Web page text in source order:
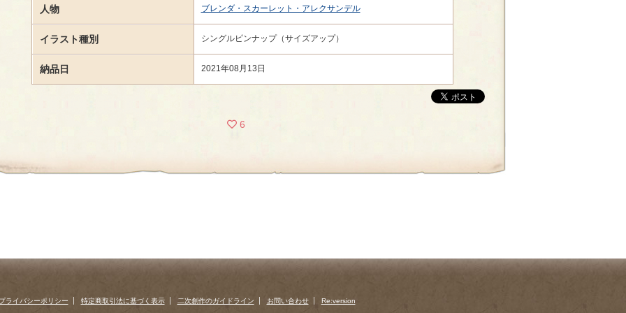
人物 ブレンダ・スカーレット・アレクサンデル
イラスト種別 シングルピンナップ（サイズアップ）
納品日 2021年08月13日
6
ライバシーポリシー 特定商取引法に基づく表示 二次創作のガイドライン お問い合わせ Re:version